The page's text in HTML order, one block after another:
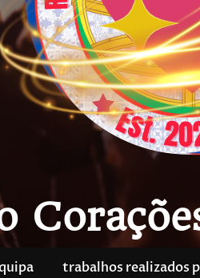
trabalhos realizados